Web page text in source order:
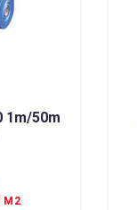
1m/50m
M2